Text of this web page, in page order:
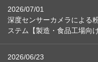
2026/07/01
深度センサーカメラによる
ステム【製造・食品工場向け
2026/06/23